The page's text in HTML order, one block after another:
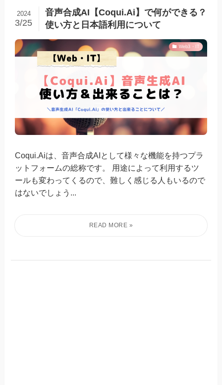
音声合成AI【Coqui.Ai】で何ができる？
使い方と日本語利用について
2024
3/25
Web3・IT
Coqui.Aiは、音声合成AIとして様々な機能を持つプラ
ットフォームの総称です。 用途によって利用するツ
ールも変わってくるので、難しく感じる人もいるので
はないでしょう...